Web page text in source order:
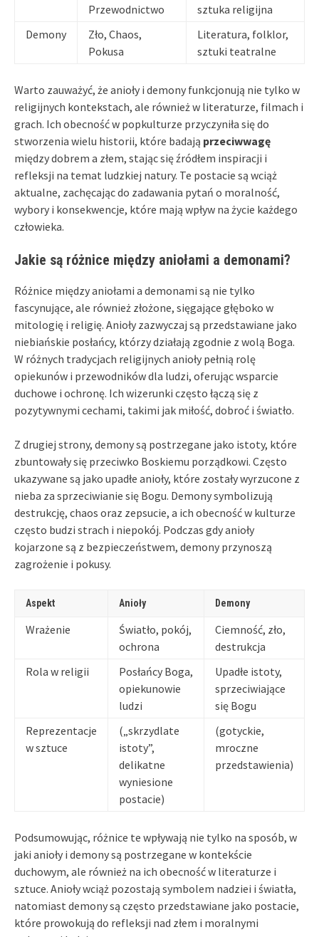
Przewodnictwo
sztuka religijna
Demony
Zło, Chaos,
Pokusa
Literatura, folklor,
sztuki teatralne
Warto zauważyć, że anioły i demony funkcjonują nie tylko w
religijnych kontekstach, ale również w literaturze, filmach i
grach. Ich obecność w popkulturze przyczyniła się do
stworzenia wielu historii, które badają przeciwwagę
między dobrem a złem, stając się źródłem inspiracji i
refleksji na temat ludzkiej natury. Te postacie są wciąż
aktualne, zachęcając do zadawania pytań o moralność,
wybory i konsekwencje, które mają wpływ na życie każdego
człowieka.
Jakie są różnice między aniołami a demonami?
Różnice między aniołami a demonami są nie tylko
fascynujące, ale również złożone, sięgające głęboko w
mitologię i religię. Anioły zazwyczaj są przedstawiane jako
niebiańskie posłańcy, którzy działają zgodnie z wolą Boga.
W różnych tradycjach religijnych anioły pełnią rolę
opiekunów i przewodników dla ludzi, oferując wsparcie
duchowe i ochronę. Ich wizerunki często łączą się z
pozytywnymi cechami, takimi jak miłość, dobroć i światło.
Z drugiej strony, demony są postrzegane jako istoty, które
zbuntowały się przeciwko Boskiemu porządkowi. Często
ukazywane są jako upadłe anioły, które zostały wyrzucone z
nieba za sprzeciwianie się Bogu. Demony symbolizują
destrukcję, chaos oraz zepsucie, a ich obecność w kulturze
często budzi strach i niepokój. Podczas gdy anioły
kojarzone są z bezpieczeństwem, demony przynoszą
zagrożenie i pokusy.
Aspekt Anioły Demony
Wrażenie
Światło, pokój,
ochrona
Ciemność, zło,
destrukcja
Rola w religii
Posłańcy Boga,
opiekunowie
ludzi
Upadłe istoty,
sprzeciwiające
się Bogu
Reprezentacje
w sztuce
(„skrzydlate
istoty”,
delikatne
wyniesione
postacie)
(gotyckie,
mroczne
przedstawienia)
Podsumowując, różnice te wpływają nie tylko na sposób, w
jaki anioły i demony są postrzegane w kontekście
duchowym, ale również na ich obecność w literaturze i
sztuce. Anioły wciąż pozostają symbolem nadziei i światła,
natomiast demony są często przedstawiane jako postacie,
które prowokują do refleksji nad złem i moralnymi